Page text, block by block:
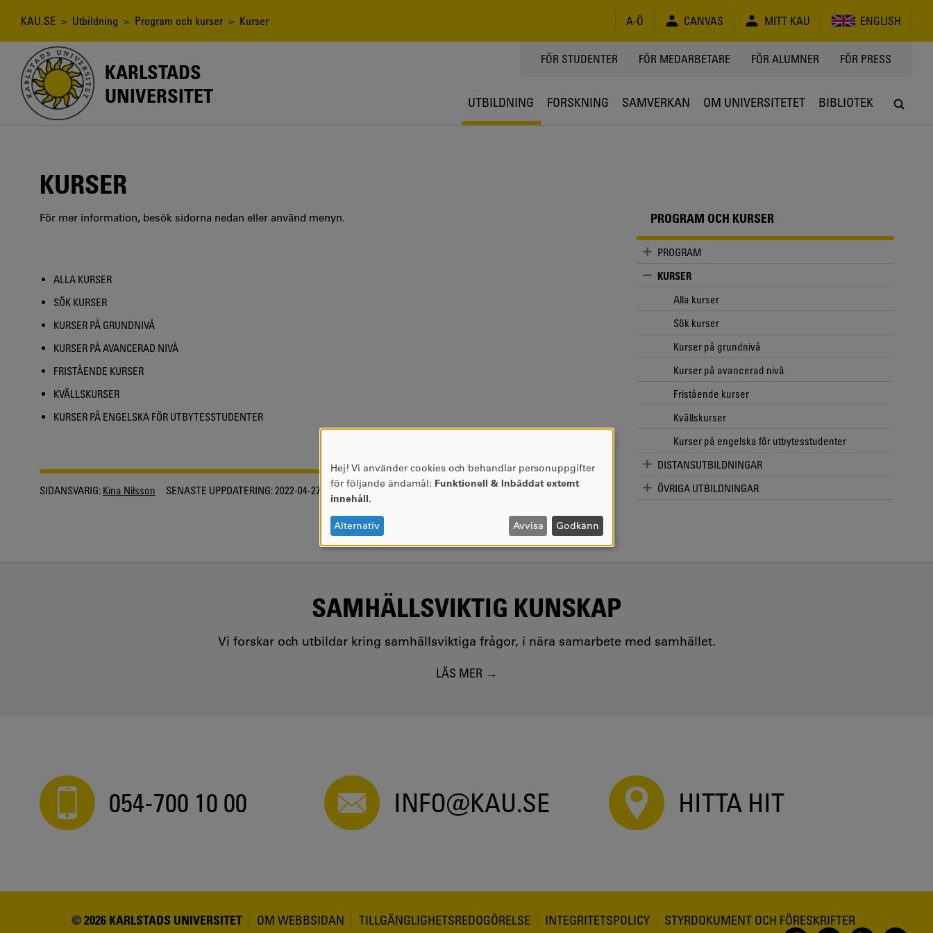
Länkstig
KAU.SE > Utbildning > Program och kurser > Kurser A-Ö CANVAS MITT KAU ENGLISH
KARLSTADS
UNIVERSITET
TOPPMENY
FÖR STUDENTER FÖR MEDARBETARE FÖR ALUMNER FÖR PRESS
UTBILDNING FORSKNING SAMVERKAN OM UNIVERSITETET BIBLIOTEK
KURSER
För mer information, besök sidorna nedan eller använd menyn.
ALLA KURSER
SÖK KURSER
KURSER PÅ GRUNDNIVÅ
KURSER PÅ AVANCERAD NIVÅ
FRISTÅENDE KURSER
KVÄLLSKURSER
KURSER PÅ ENGELSKA FÖR UTBYTESSTUDENTER
SIDANSVARIG: Kina Nilsson SENASTE UPPDATERING:2022-04-27
PROGRAM OCH KURSER
PROGRAM
KURSER
Alla kurser
Sök kurser
Kurser på grundnivå
Kurser på avancerad nivå
Fristående kurser
Kvällskurser
Kurser på engelska för utbytesstudenter
DISTANSUTBILDNINGAR
ÖVRIGA UTBILDNINGAR
SAMHÄLLSVIKTIG KUNSKAP
Vi forskar och utbildar kring samhällsviktiga frågor, i nära samarbete med samhället.
LÄS MER
054-700 10 00 INFO@KAU.SE HITTA HIT
© 2026 KARLSTADS UNIVERSITET OM WEBBSIDAN TILLGÄNGLIGHETSREDOGÖRELSE INTEGRITETSPOLICY STYRDOKUMENT OCH FÖRESKRIFTER
ANVÄNDNING
AV
OCH
COOKIES
Hej! Vi använder cookies och behandlar personuppgifter
för följande ändamål: Funktionell & Inbäddat externt
innehåll.
Alternativ Avvisa Godkänn